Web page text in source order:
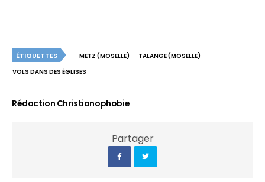
ÉTIQUETTES METZ (MOSELLE)
TALANGE (MOSELLE)
VOLS DANS DES ÉGLISES
Rédaction Christianophobie
Partager